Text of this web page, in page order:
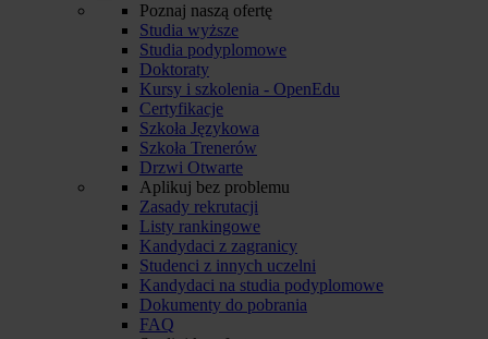
Poznaj naszą ofertę
Studia wyższe
Studia podyplomowe
Doktoraty
Kursy i szkolenia - OpenEdu
Certyfikacje
Szkoła Językowa
Szkoła Trenerów
Drzwi Otwarte
Aplikuj bez problemu
Zasady rekrutacji
Listy rankingowe
Kandydaci z zagranicy
Studenci z innych uczelni
Kandydaci na studia podyplomowe
Dokumenty do pobrania
FAQ